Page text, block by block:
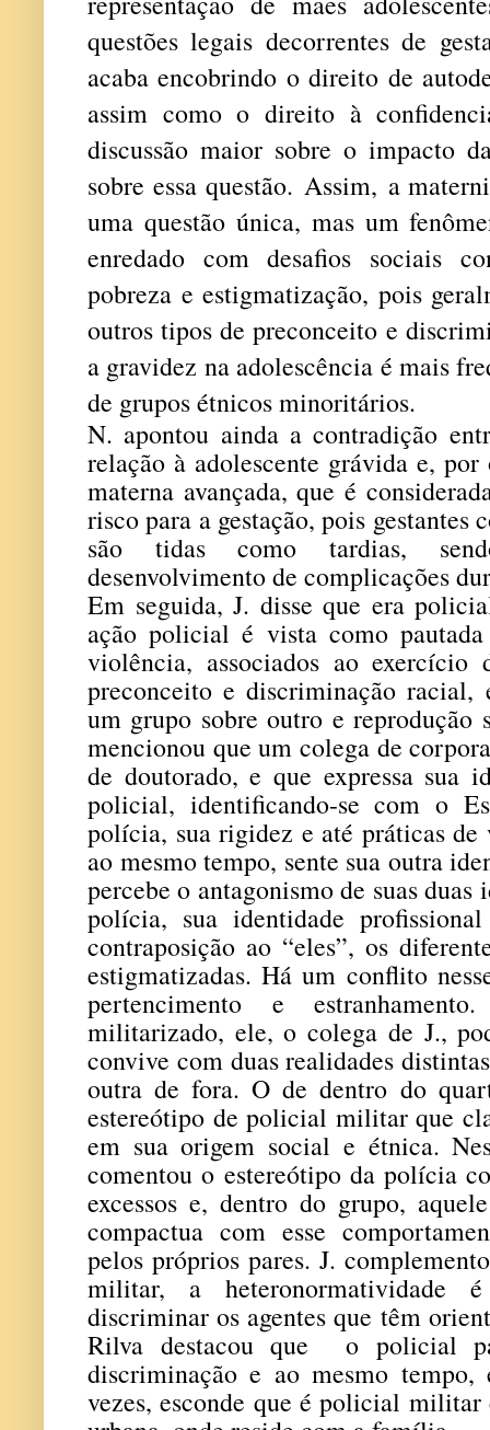
questões legais decorrentes de
acaba encobrindo o direito de
assim como o direito à
discussão maior sobre o impacto
sobre essa questão. Assim, a
uma questão única, mas um
enredado com desafios sociais
pobreza e estigmatização, pois
outros tipos de preconceito e
a gravidez na adolescência é mais
de grupos étnicos minoritários.
N. apontou ainda a contradição
relação à adolescente grávida e,
materna avançada, que é
risco para a gestação, pois gestantes
são tidas como tardias,
desenvolvimento de complicações
Em seguida, J. disse que era
ação policial é vista como
violência, associados ao
preconceito e discriminação racial,
um grupo sobre outro e reprodução
mencionou que um colega de
de doutorado, e que expressa sua
policial, identificando-se com o
polícia, sua rigidez e até práticas
ao mesmo tempo, sente sua outra
percebe o antagonismo de suas
polícia, sua identidade
contraposição ao “eles”, os
estigmatizadas. Há um conflito
pertencimento e
militarizado, ele, o colega de J.,
convive com duas realidades
outra de fora. O de dentro do
estereótipo de policial militar que
em sua origem social e étnica.
comentou o estereótipo da polícia
excessos e, dentro do grupo,
compactua com esse
pelos próprios pares. J.
militar, a heteronormatividade
discriminar os agentes que têm
Rilva destacou que o policial
discriminação e ao mesmo
vezes, esconde que é policial